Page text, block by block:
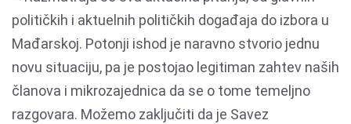
političkih i aktuelnih političkih događaja do izbora u
Mađarskoj. Potonji ishod je naravno stvorio jednu
novu situaciju, pa je postojao legitiman zahtev naših
članova i mikrozajednica da se o tome temeljno
razgovara. Možemo zaključiti da je Savez